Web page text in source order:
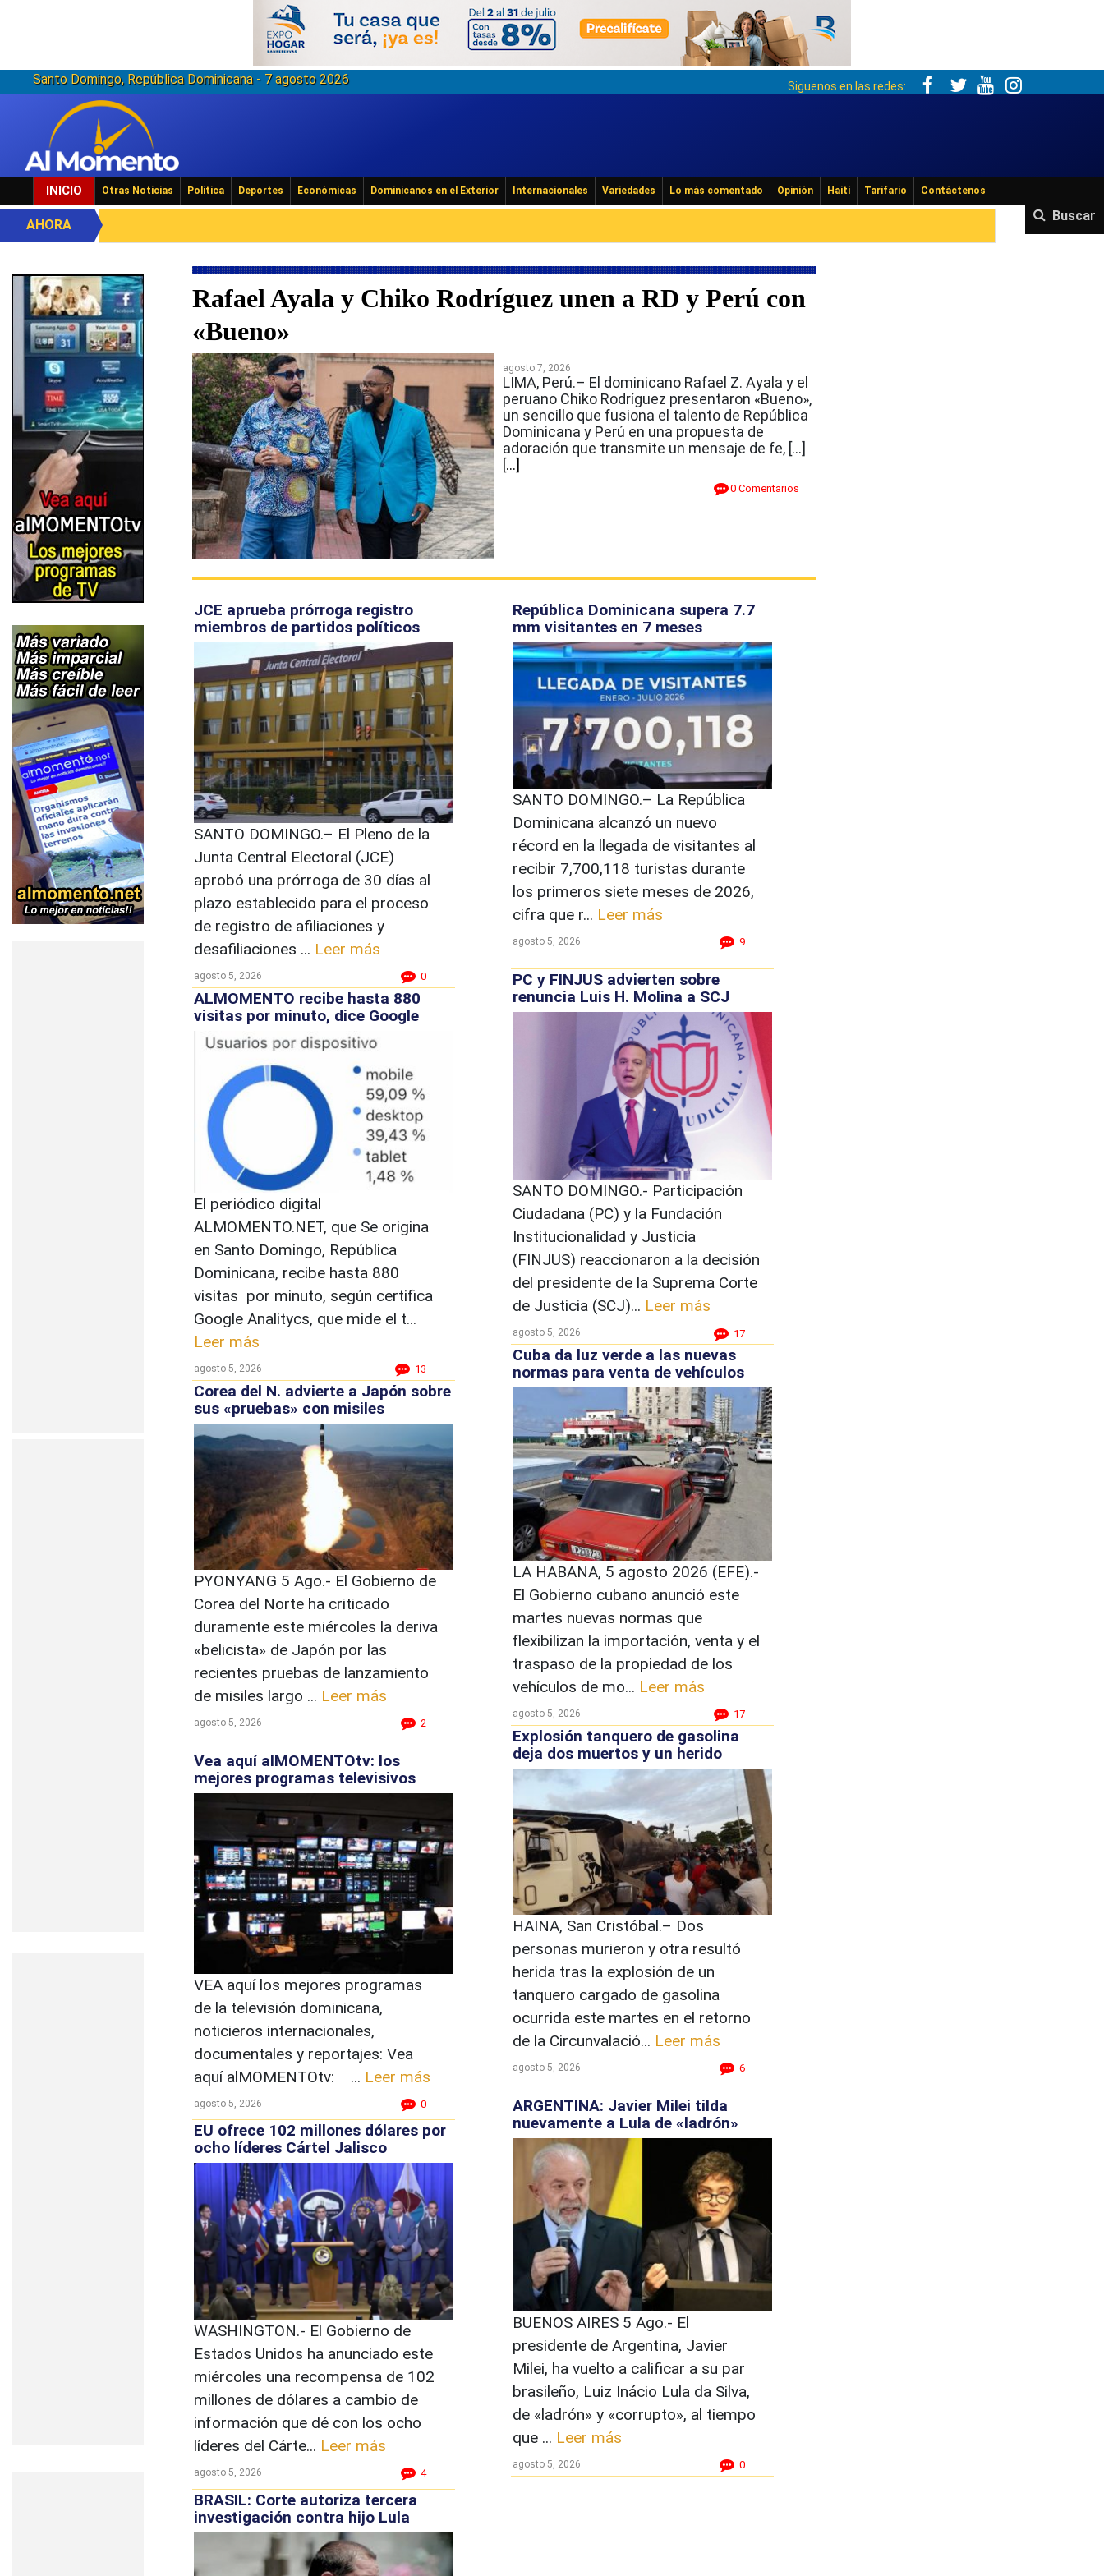
Santo Domingo, República Dominicana - 7 agosto 2026 Siguenos en las redes:
INICIO Otras Noticias Política Deportes Económicas Dominicanos en el Exterior Internacionales Variedades Lo más comentado Opinión Haití Tarifario Contáctenos
Buscar
AHORA
Rafael Ayala y Chiko Rodríguez unen a RD y Perú con
«Bueno»
agosto 7, 2026
LIMA, Perú.– El dominicano Rafael Z. Ayala y el
peruano Chiko Rodríguez presentaron «Bueno»,
un sencillo que fusiona el talento de República
Dominicana y Perú en una propuesta de
adoración que transmite un mensaje de fe, […]
[...]
0 Comentarios
JCE aprueba prórroga registro
miembros de partidos políticos
SANTO DOMINGO.– El Pleno de la
Junta Central Electoral (JCE)
aprobó una prórroga de 30 días al
plazo establecido para el proceso
de registro de afiliaciones y
desafiliaciones ... Leer más
agosto 5, 2026 0
ALMOMENTO recibe hasta 880
visitas por minuto, dice Google
El periódico digital
ALMOMENTO.NET, que Se origina
en Santo Domingo, República
Dominicana, recibe hasta 880
visitas por minuto, según certifica
Google Analitycs, que mide el t...
Leer más
agosto 5, 2026 13
Corea del N. advierte a Japón sobre
sus «pruebas» con misiles
PYONYANG 5 Ago.- El Gobierno de
Corea del Norte ha criticado
duramente este miércoles la deriva
«belicista» de Japón por las
recientes pruebas de lanzamiento
de misiles largo ... Leer más
agosto 5, 2026 2
Vea aquí alMOMENTOtv: los
mejores programas televisivos
VEA aquí los mejores programas
de la televisión dominicana,
noticieros internacionales,
documentales y reportajes: Vea
aquí alMOMENTOtv: ... Leer más
agosto 5, 2026 0
EU ofrece 102 millones dólares por
ocho líderes Cártel Jalisco
WASHINGTON.- El Gobierno de
Estados Unidos ha anunciado este
miércoles una recompensa de 102
millones de dólares a cambio de
información que dé con los ocho
líderes del Cárte... Leer más
agosto 5, 2026 4
BRASIL: Corte autoriza tercera
investigación contra hijo Lula
República Dominicana supera 7.7
mm visitantes en 7 meses
SANTO DOMINGO.– La República
Dominicana alcanzó un nuevo
récord en la llegada de visitantes al
recibir 7,700,118 turistas durante
los primeros siete meses de 2026,
cifra que r... Leer más
agosto 5, 2026 9
PC y FINJUS advierten sobre
renuncia Luis H. Molina a SCJ
SANTO DOMINGO.- Participación
Ciudadana (PC) y la Fundación
Institucionalidad y Justicia
(FINJUS) reaccionaron a la decisión
del presidente de la Suprema Corte
de Justicia (SCJ)... Leer más
agosto 5, 2026 17
Cuba da luz verde a las nuevas
normas para venta de vehículos
LA HABANA, 5 agosto 2026 (EFE).-
El Gobierno cubano anunció este
martes nuevas normas que
flexibilizan la importación, venta y el
traspaso de la propiedad de los
vehículos de mo... Leer más
agosto 5, 2026 17
Explosión tanquero de gasolina
deja dos muertos y un herido
HAINA, San Cristóbal.– Dos
personas murieron y otra resultó
herida tras la explosión de un
tanquero cargado de gasolina
ocurrida este martes en el retorno
de la Circunvalació... Leer más
agosto 5, 2026 6
ARGENTINA: Javier Milei tilda
nuevamente a Lula de «ladrón»
BUENOS AIRES 5 Ago.- El
presidente de Argentina, Javier
Milei, ha vuelto a calificar a su par
brasileño, Luiz Inácio Lula da Silva,
de «ladrón» y «corrupto», al tiempo
que ... Leer más
agosto 5, 2026 0